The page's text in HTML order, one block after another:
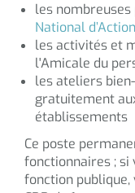
les
National
les activités et
l'Amicale du
les ateliers
gratuitement
établissements
Ce poste
fonctionnaires ; si
fonction publique,